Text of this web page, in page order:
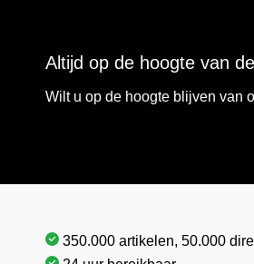
Altijd op de hoogte van
Wilt u op de hoogte blijven van
350.000 artikelen, 50.000